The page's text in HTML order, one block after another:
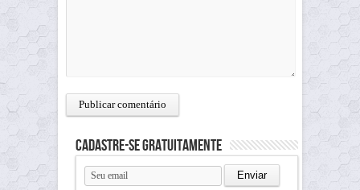
Cadastre-se gratuitamente